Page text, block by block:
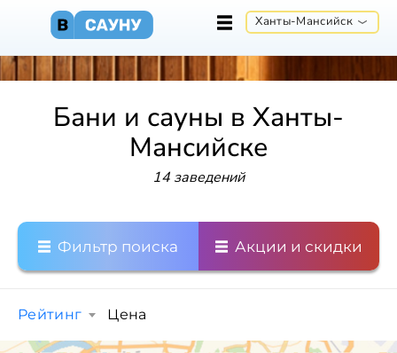
Ханты-Мансийск
Бани и сауны в Ханты-
Мансийске
14 заведений
Фильтр поиска Акции и скидки
Рейтинг Цена